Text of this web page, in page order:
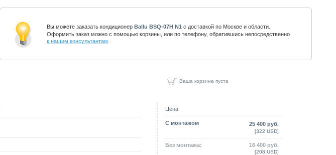
Вы можете заказать кондиционер Ballu BSQ-07H N1 с доставкой по Москве и области.
Оформить заказ можно с помощью корзины, или по телефону, обратившись непосредственно
к нашим консультантам
Ваша корзина пуста
Цена
C монтажом 25 400 руб.
[322 USD]
Без монтажа: 16 400 руб.
[208 USD]